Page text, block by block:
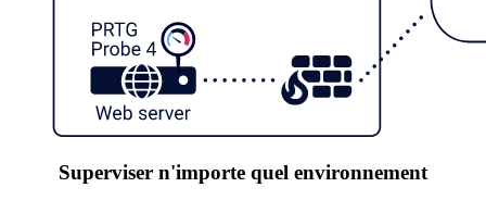
Superviser n'importe quel environnement